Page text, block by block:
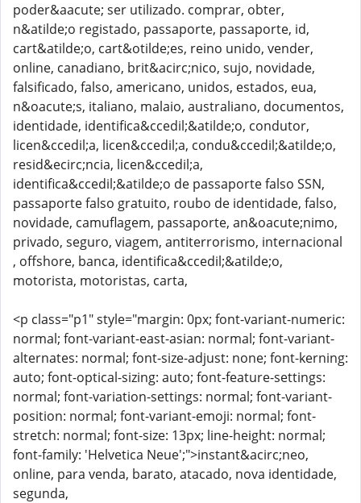
poder&aacute; ser utilizado. comprar, obter,
n&atilde;o registado, passaporte, passaporte, id,
cart&atilde;o, cart&otilde;es, reino unido, vender,
online, canadiano, brit&acirc;nico, sujo, novidade,
falsificado, falso, americano, unidos, estados, eua,
n&oacute;s, italiano, malaio, australiano, documentos,
identidade, identifica&ccedil;&atilde;o, condutor,
licen&ccedil;a, licen&ccedil;a, condu&ccedil;&atilde;o,
resid&ecirc;ncia, licen&ccedil;a,
identifica&ccedil;&atilde;o de passaporte falso SSN,
passaporte falso gratuito, roubo de identidade, falso,
novidade, camuflagem, passaporte, an&oacute;nimo,
privado, seguro, viagem, antiterrorismo, internacional
, offshore, banca, identifica&ccedil;&atilde;o,
motorista, motoristas, carta,
<p class="p1" style="margin: 0px; font-variant-numeric:
normal; font-variant-east-asian: normal; font-variant-
alternates: normal; font-size-adjust: none; font-kerning:
auto; font-optical-sizing: auto; font-feature-settings:
normal; font-variation-settings: normal; font-variant-
position: normal; font-variant-emoji: normal; font-
stretch: normal; font-size: 13px; line-height: normal;
font-family: 'Helvetica Neue';">instant&acirc;neo,
online, para venda, barato, atacado, nova identidade,
segunda,